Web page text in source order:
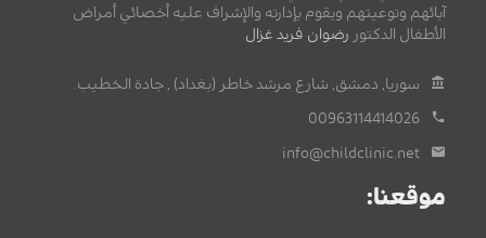
آبائهم وتوعيتهم ويقوم بإدارته والإشراف عليه أخصائي أمراض
الأطفال الدكتور رضوان فريد غزال
سوريا, دمشق, شارع مرشد خاطر (بغداد) , جادة الخطيب.
00963114414026
info@childclinic.net
موقعنا: